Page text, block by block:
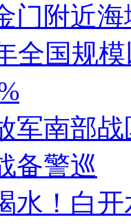
门附近
全国规
军南部
备警巡
水！白